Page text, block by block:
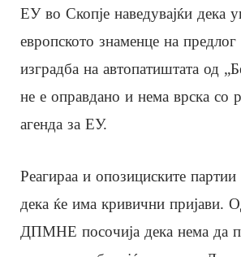
ЕУ во Скопје наведувајќи дека
европското знаменце на предлог
изградба на автопатиштата од
не е оправдано и нема врска со
агенда за ЕУ.
Реагираа и опозициските партии
дека ќе има кривични
ДПМНЕ посочија дека нема да